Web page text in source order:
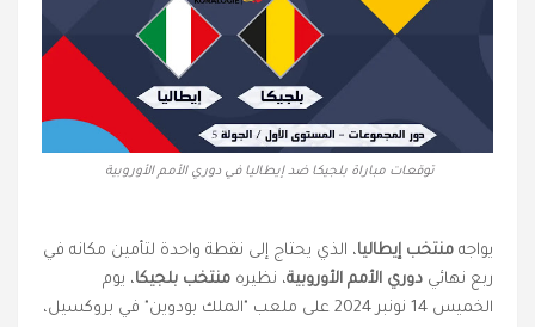
توقعات مباراة بلجيكا ضد إيطاليا في دوري الأمم الأوروبية
يواجه منتخب إيطاليا، الذي يحتاج إلى نقطة واحدة لتأمين مكانه في
ربع نهائي دوري الأمم الأوروبية، نظيره منتخب بلجيكا، يوم
الخميس 14 نونبر 2024 على ملعب "الملك بودوين" في بروكسيل،